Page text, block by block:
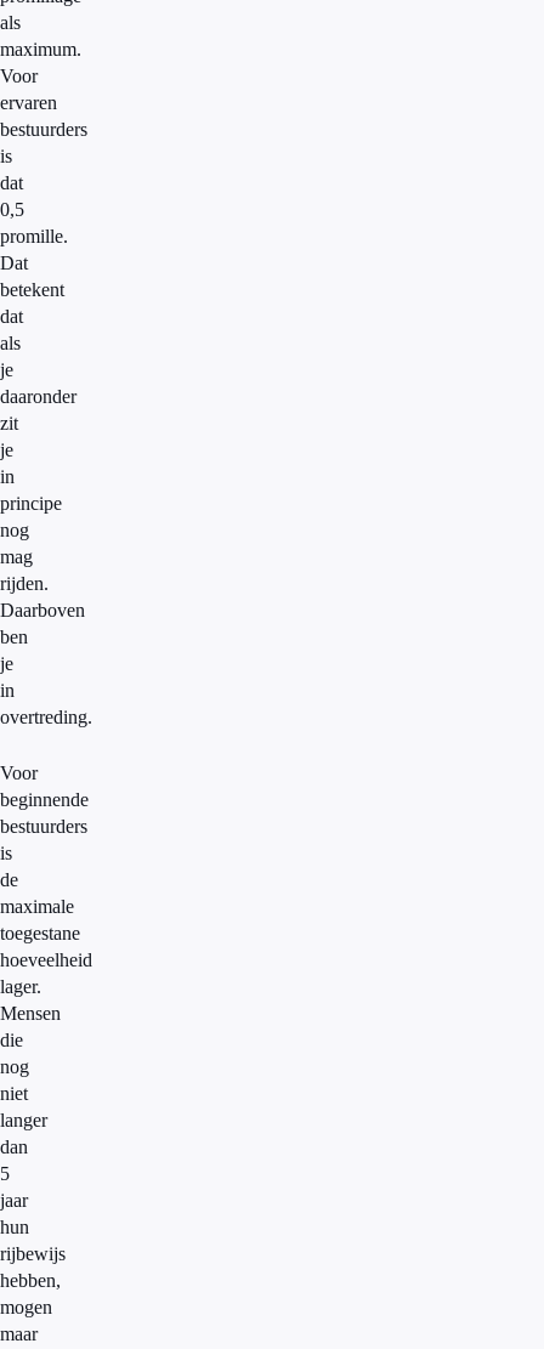
als
maximum.
Voor
ervaren
bestuurders
is
dat
0,5
promille.
Dat
betekent
dat
als
je
daaronder
zit
je
in
principe
nog
mag
rijden.
Daarboven
ben
je
in
overtreding.
Voor
beginnende
bestuurders
is
de
maximale
toegestane
hoeveelheid
lager.
Mensen
die
nog
niet
langer
dan
5
jaar
hun
rijbewijs
hebben,
mogen
maar